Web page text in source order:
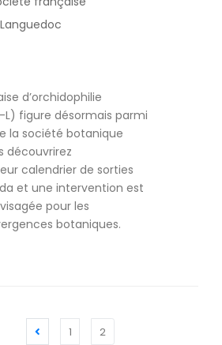
d’orchidophilie
L) figure désormais parmi
la société botanique
découvrirez
calendrier de sorties
et une intervention est
pour les
botaniques.
1 2